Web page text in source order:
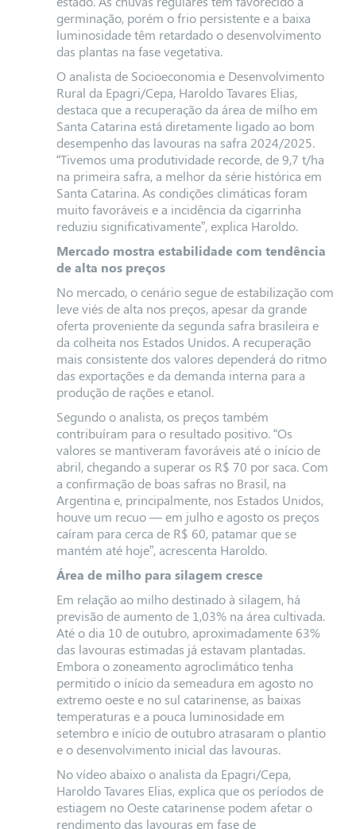
germinação, porém o frio persistente e a baixa
luminosidade têm retardado o desenvolvimento
das plantas na fase vegetativa.
O analista de Socioeconomia e Desenvolvimento
Rural da Epagri/Cepa, Haroldo Tavares Elias,
destaca que a recuperação da área de milho em
Santa Catarina está diretamente ligado ao bom
desempenho das lavouras na safra 2024/2025.
“Tivemos uma produtividade recorde, de 9,7 t/ha
na primeira safra, a melhor da série histórica em
Santa Catarina. As condições climáticas foram
muito favoráveis e a incidência da cigarrinha
reduziu significativamente”, explica Haroldo.
Mercado mostra estabilidade com tendência
de alta nos preços
No mercado, o cenário segue de estabilização com
leve viés de alta nos preços, apesar da grande
oferta proveniente da segunda safra brasileira e
da colheita nos Estados Unidos. A recuperação
mais consistente dos valores dependerá do ritmo
das exportações e da demanda interna para a
produção de rações e etanol.
Segundo o analista, os preços também
contribuíram para o resultado positivo. “Os
valores se mantiveram favoráveis até o início de
abril, chegando a superar os R$ 70 por saca. Com
a confirmação de boas safras no Brasil, na
Argentina e, principalmente, nos Estados Unidos,
houve um recuo — em julho e agosto os preços
caíram para cerca de R$ 60, patamar que se
mantém até hoje”, acrescenta Haroldo.
Área de milho para silagem cresce
Em relação ao milho destinado à silagem, há
previsão de aumento de 1,03% na área cultivada.
Até o dia 10 de outubro, aproximadamente 63%
das lavouras estimadas já estavam plantadas.
Embora o zoneamento agroclimático tenha
permitido o início da semeadura em agosto no
extremo oeste e no sul catarinense, as baixas
temperaturas e a pouca luminosidade em
setembro e início de outubro atrasaram o plantio
e o desenvolvimento inicial das lavouras.
No vídeo abaixo o analista da Epagri/Cepa,
Haroldo Tavares Elias, explica que os períodos de
estiagem no Oeste catarinense podem afetar o
rendimento das lavouras em fase de